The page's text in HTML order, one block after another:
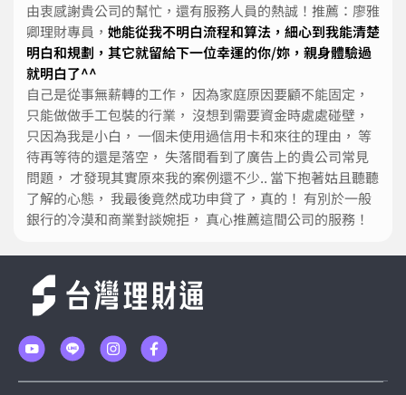
由衷感謝貴公司的幫忙，還有服務人員的熱誠！推薦：廖雅
卿理財專員， 她能從我不明白流程和算法，細心到我能清楚
明白和規劃，其它就留給下一位幸運的你/妳，親身體驗過
就明白了^^
自己是從事無薪轉的工作， 因為家庭原因要顧不能固定，
只能做做手工包裝的行業， 沒想到需要資金時處處碰壁，
只因為我是小白， 一個未使用過信用卡和來往的理由， 等
待再等待的還是落空， 失落間看到了廣告上的貴公司常見
問題， 才發現其實原來我的案例還不少.. 當下抱著姑且聽聽
了解的心態， 我最後竟然成功申貸了，真的！ 有別於一般
銀行的冷漠和商業對談婉拒， 真心推薦這間公司的服務！